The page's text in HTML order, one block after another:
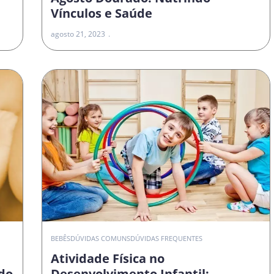
Vínculos e Saúde
agosto 21, 2023
BEBÊSDÚVIDAS COMUNSDÚVIDAS FREQUENTES
Atividade Física no